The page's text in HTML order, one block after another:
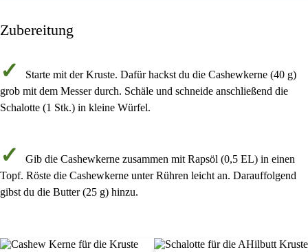
Zubereitung
Starte mit derKruste. Dafür hackst du die Cashewkerne (40 g)
grob mit dem Messer durch. Schäle und schneide anschließend die
Schalotte (1 Stk.) in kleine Würfel.
Gib die Cashewkerne zusammen mit Rapsöl (0,5 EL) in einen
Topf. Röste die Cashewkerne unter Rühren leicht an. Darauffolgend
gibst du die Butter(25 g) hinzu.